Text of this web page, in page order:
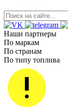
Наши партнеры
По маркам
По странам
По типу топлива